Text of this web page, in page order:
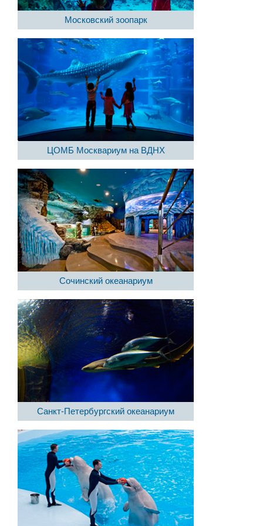
Московский зоопарк
ЦОМБ Москвариум на ВДНХ
Сочинский океанариум
Санкт-Петербургский океанариум